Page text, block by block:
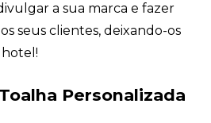
a sua marca e fazer
seus clientes, deixando-os
Personalizada